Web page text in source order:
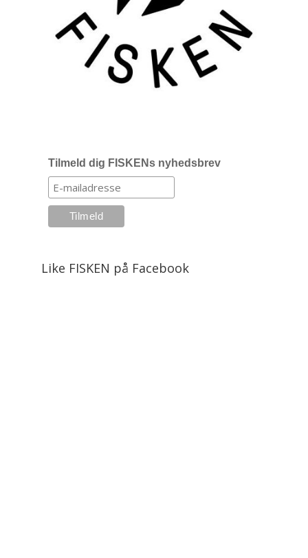
Tilmeld dig FISKENs nyhedsbrev
Like FISKEN på Facebook